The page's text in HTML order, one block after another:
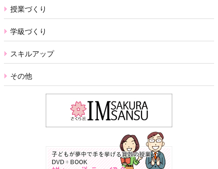
授業づくり
学級づくり
スキルアップ
その他